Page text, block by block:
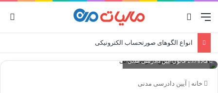
منو
انواع الگوهای صورتحساب الکترونیکی
ماده 255 قانون آیین دادرسی مدنی
خانه | آیین دادرسی مدنی